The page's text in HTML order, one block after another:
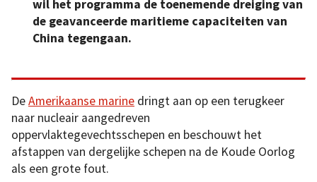
wil het programma de toenemende dreiging van
de geavanceerde maritieme capaciteiten van
China tegengaan.
DeAmerikaanse marine dringt aan op een terugkeer
naar nucleair aangedreven
oppervlaktegevechtsschepen en beschouwt het
afstappen van dergelijke schepen na de Koude Oorlog
als een grote fout.